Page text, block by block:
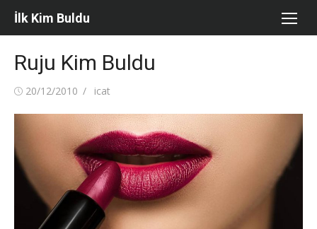
Skip
İlk Kim Buldu
Ruju Kim Buldu
Posted
20/12/2010 Author
icat